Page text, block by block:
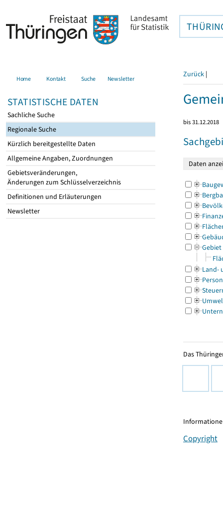
Home Kontakt Suche Newsletter
STATISTISCHE DATEN
Sachliche Suche
Regionale Suche
Kürzlich bereitgestellte Daten
Allgemeine Angaben, Zuordnungen
Gebietsveränderungen,
Änderungen zum Schlüsselverzeichnis
Definitionen und Erläuterungen
Newsletter
Zurück |
bis 31.12.2018
Gebiet
Land-
Das
Copyright